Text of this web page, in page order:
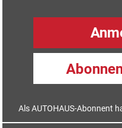
Als AUTOHAUS-Abonnent